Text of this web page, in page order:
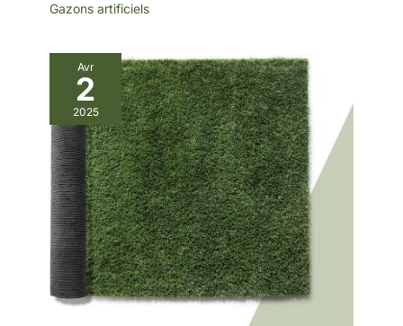
Gazons artificiels
Avr
2
2025